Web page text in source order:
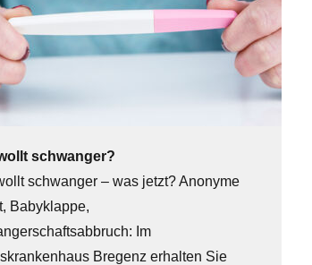
schwanger?
schwanger – was jetzt? Anonyme
Babyklappe,
Im
Bregenz erhalten Sie